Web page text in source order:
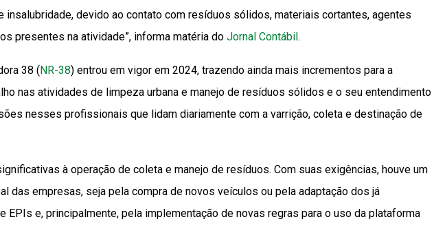
insalubridade, devido ao contato com resíduos sólidos, materiais cortantes, agentes
presentes na atividade”, informa matéria do Jornal Contábil.
38 (NR-38) entrou em vigor em 2024, trazendo ainda mais incrementos para a
nas atividades de limpeza urbana e manejo de resíduos sólidos e o seu entendimento
nesses profissionais que lidam diariamente com a varrição, coleta e destinação de
à operação de coleta e manejo de resíduos. Com suas exigências, houve um
das empresas, seja pela compra de novos veículos ou pela adaptação dos já
EPIs e, principalmente, pela implementação de novas regras para o uso da plataforma